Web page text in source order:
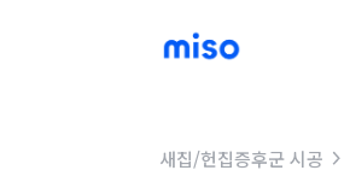
새집/헌집증후군 시공